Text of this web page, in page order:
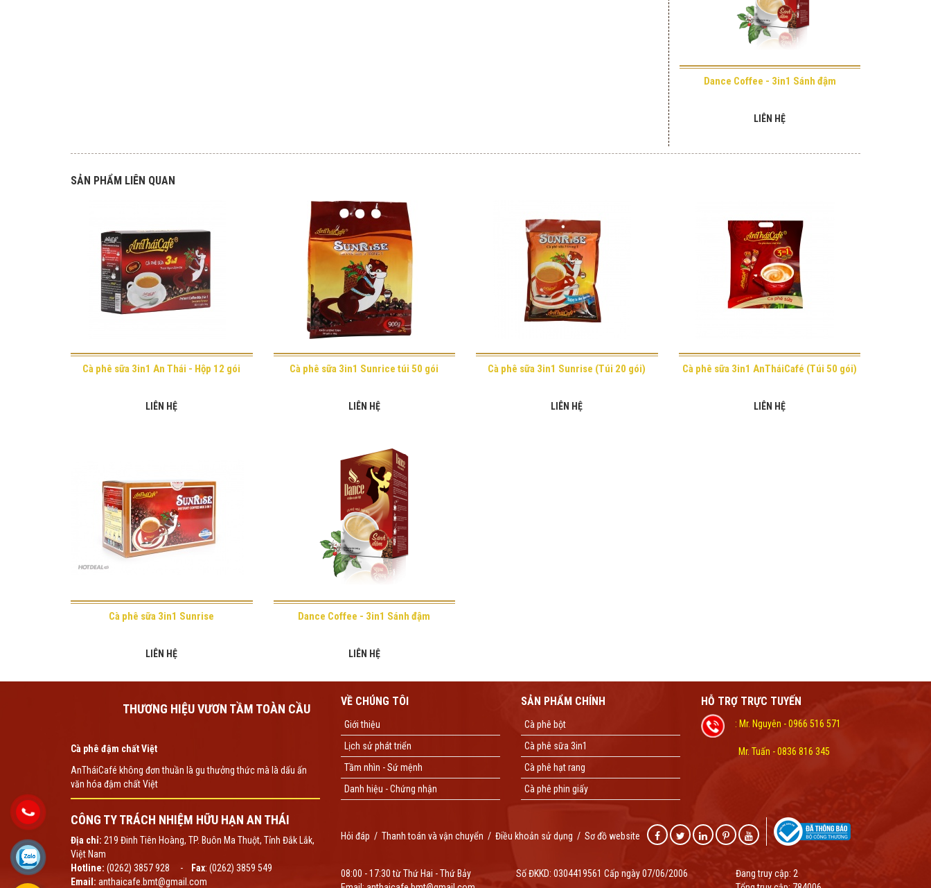
Dance Coffee - 3in1 Sánh đậm
LIÊN HỆ
SẢN PHẨM LIÊN QUAN
Cà phê sữa 3in1 An Thái - Hộp 12 gói
LIÊN HỆ
Cà phê sữa 3in1 Sunrice túi 50 gói
LIÊN HỆ
Cà phê sữa 3in1 Sunrise (Túi 20 gói)
LIÊN HỆ
Cà phê sữa 3in1 AnTháiCafé (Túi 50 gói)
LIÊN HỆ
Cà phê sữa 3in1 Sunrise
LIÊN HỆ
Dance Coffee - 3in1 Sánh đậm
LIÊN HỆ
THƯƠNG HIỆU VƯƠN TẦM TOÀN CẦU
Cà phê đậm chất Việt
AnTháiCafé không đơn thuần là gu thưởng thức mà là dấu ấn
văn hóa đậm chất Việt
CÔNG TY TRÁCH NHIỆM HỮU HẠN AN THÁI
Địa chỉ: 219 Đinh Tiên Hoàng, TP. Buôn Ma Thuột, Tỉnh Đắk Lắk,
Việt Nam
Hotline: (0262) 3857 928 - Fax: (0262) 3859 549
Email: anthaicafe.bmt@gmail.com
VỀ CHÚNG TÔI
Giới thiệu
Lịch sử phát triển
Tầm nhìn - Sứ mệnh
Danh hiệu - Chứng nhận
SẢN PHẨM CHÍNH
Cà phê bột
Cà phê sữa 3in1
Cà phê hạt rang
Cà phê phin giấy
HỖ TRỢ TRỰC TUYẾN
: Mr. Nguyên - 0966 516 571
Mr. Tuấn - 0836 816 345
Hỏi đáp / Thanh toán và vận chuyển / Điều khoản sử dụng / Sơ đồ website
08:00 - 17:30 từ Thứ Hai - Thứ Bảy
Số ĐKKD: 0304419561 Cấp ngày 07/06/2006 Đang truy cập: 2